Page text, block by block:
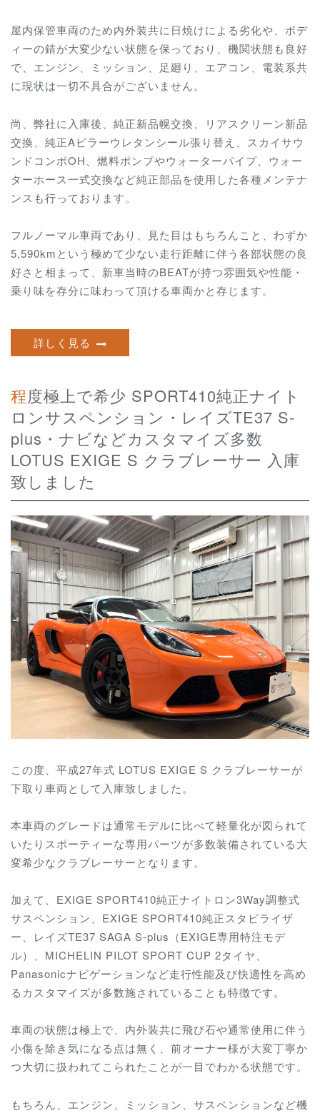
屋内保管車両のため内外装共に日焼けによる劣化や、ボデ
ィーの錆が大変少ない状態を保っており、 機関状態も良好
で、エンジン、ミッション、足廻り、エアコン、電装系共
に現状は一切不具合がございません。
尚、弊社に入庫後、純正新品幌交換、リアスクリーン新品
交換、純正Aピラーウレタンシール張り替え、スカイサウ
ンドコンポOH、燃料ポンプやウォーターパイプ、ウォー
ターホース一式交換など純正部品を使用した各種メンテナ
ンスも行っております。
フルノーマル車両であり、見た目はもちろんこと、わずか
5,590kmという極めて少ない走行距離に伴う各部状態の良
好さと相まって、新車当時のBEATが持つ雰囲気や性能・
乗り味を存分に味わって頂ける車両かと存じます。
詳しく見る
程度極上で希少 SPORT410純正ナイト
ロンサスペンション・レイズTE37 S-
plus・ナビなどカスタマイズ多数
LOTUS EXIGE S クラブレーサー 入庫
致しました
この度、平成27年式 LOTUS EXIGE S クラブレーサーが
下取り車両として入庫致しました。
本車両のグレードは通常モデルに比べて軽量化が図られて
いたりスポーティーな専用パーツが多数装備されている大
変希少なクラブレーサーとなります。
加えて、EXIGE SPORT410純正ナイトロン3Way調整式
サスペンション、EXIGE SPORT410純正スタビライザ
ー、レイズTE37 SAGA S-plus（EXIGE専用特注モデ
ル）、MICHELIN PILOT SPORT CUP 2タイヤ、
Panasonicナビゲーションなど走行性能及び快適性を高め
るカスタマイズが多数施されていることも特徴です。
車両の状態は極上で、内外装共に飛び石や通常使用に伴う
小傷を除き気になる点は無く、前オーナー様が大変丁寧か
つ大切に扱われてこられたことが一目でわかる状態です。
もちろん、エンジン、ミッション、サスペンションなど機